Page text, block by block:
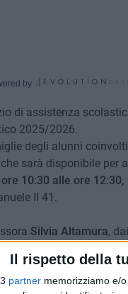
Il rispetto della
partner memorizziamo e/
by
di assistenza
2025/2026.
degli alunni
sarà disponibile per
10:30 alle ore 12:30,
II 41.
Silvia Altamura,
assistenza scolastica